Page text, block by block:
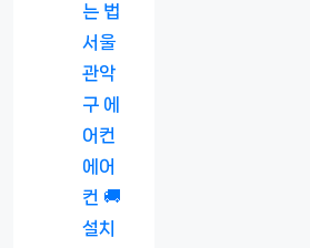
는 법
서울
관악
구 에
어컨
에어
컨 🚚
설치